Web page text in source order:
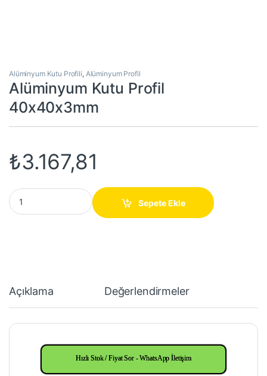
Alüminyum Kutu Profili, Alüminyum Profil
Alüminyum Kutu Profil
40x40x3mm
₺3.167,81
Alüminyum Kutu Profil 40x40x3mm quantity
Sepete Ekle
Açıklama Değerlendirmeler
Hızlı Stok / Fiyat Sor - WhatsApp İletişim